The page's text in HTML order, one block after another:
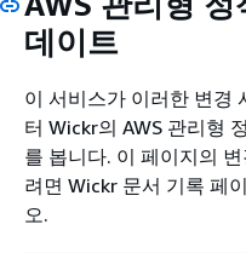
데이트
이 서비스가 이러한 변경
터 Wickr의 AWS 관리형
를 봅니다. 이 페이지의
려면 Wickr 문서 기록 페
오.